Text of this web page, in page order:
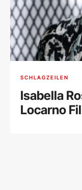
SCHLAGZEILEN
Isabella
Locarno